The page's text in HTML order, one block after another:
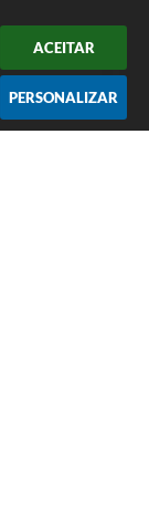
ACEITAR
PERSONALIZAR